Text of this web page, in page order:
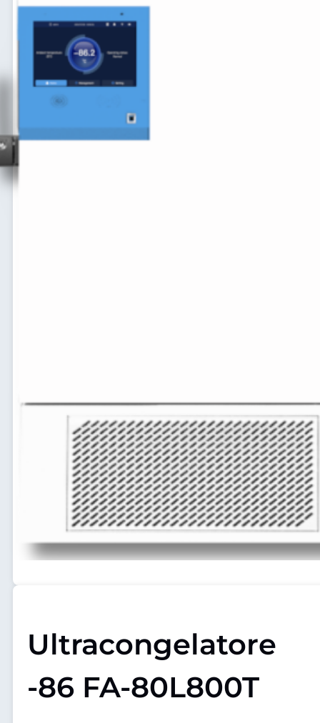
Ultracongelatore
-86 FA-80L800T